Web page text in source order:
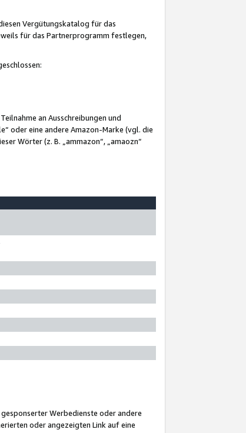
Vergütungskatalog für das
für das Partnerprogramm festlegen,
an Ausschreibungen und
oder eine andere Amazon-Marke (vgl. die
Wörter (z. B. „ammazon“, „amaozn“
Werbedienste oder andere
oder angezeigten Link auf eine